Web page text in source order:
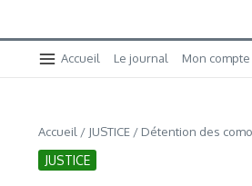
Accueil Le journal Mon compte
Accueil / JUSTICE / Détention des
JUSTICE